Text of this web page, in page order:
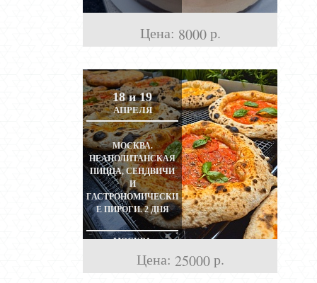
Цена: 8000 р.
18 и 19
АПРЕЛЯ
МОСКВА.
НЕАПОЛИТАНСКАЯ
ПИЦЦА, СЕНДВИЧИ
И
ГАСТРОНОМИЧЕСКИ
Е ПИРОГИ. 2 ДНЯ
МОСКВА
Цена: 25000 р.